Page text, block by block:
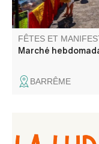
FÊTES ET
Marché
BARRÊME
Venez jouer et/ou